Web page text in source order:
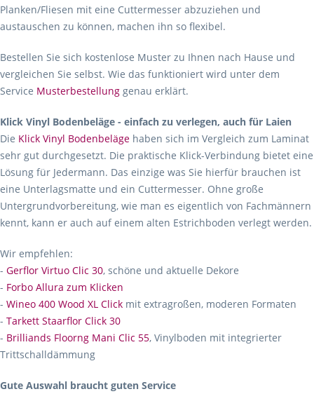
Planken/Fliesen mit eine Cuttermesser abzuziehen und
austauschen zu können, machen ihn so flexibel.
Bestellen Sie sich kostenlose Muster zu Ihnen nach Hause und
vergleichen Sie selbst. Wie das funktioniert wird unter dem
Service Musterbestellung genau erklärt.
Klick Vinyl Bodenbeläge - einfach zu verlegen, auch für Laien
Die Klick Vinyl Bodenbeläge haben sich im Vergleich zum Laminat
sehr gut durchgesetzt. Die praktische Klick-Verbindung bietet eine
Lösung für Jedermann. Das einzige was Sie hierfür brauchen ist
eine Unterlagsmatte und ein Cuttermesser. Ohne große
Untergrundvorbereitung, wie man es eigentlich von Fachmännern
kennt, kann er auch auf einem alten Estrichboden verlegt werden.
Wir empfehlen:
- Gerflor Virtuo Clic 30, schöne und aktuelle Dekore
- Forbo Allura zum Klicken
- Wineo 400 Wood XL Click mit extragroßen, moderen Formaten
- Tarkett Staarflor Click 30
- Brilliands Floorng Mani Clic 55, Vinylboden mit integrierter
Trittschalldämmung
Gute Auswahl braucht guten Service